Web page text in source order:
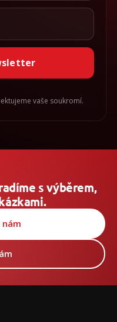
vaše soukromí.
s výběrem,